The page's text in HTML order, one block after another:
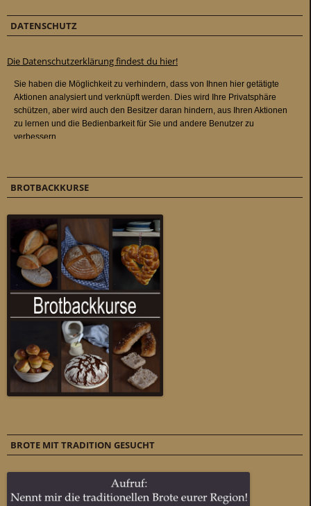
DATENSCHUTZ
Die Datenschutzerklärung findest du hier!
BROTBACKKURSE
BROTE MIT TRADITION GESUCHT